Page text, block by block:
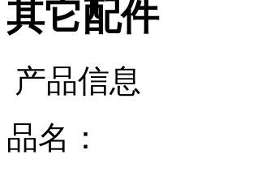
其它配件
产品信息
品名：